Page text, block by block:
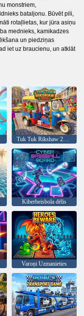
monstriem,
bataljonu. Būvēt pili,
rotaļlietas, kur jūra asiņu
mednieks, kamikadzes
un piedziņas
iet uz braucienu, un atklāt
Tuk Tuk Rikshaw 2022
Kiberbeisbola dēlis
Varoņi Uzmanieties